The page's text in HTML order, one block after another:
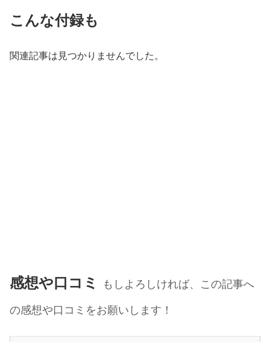
こんな付録も
関連記事は見つかりませんでした。
感想や口コミ
もしよろしければ、この記事へ
の感想や口コミをお願いします！